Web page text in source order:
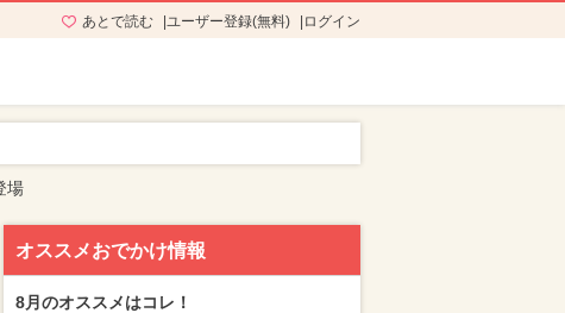
あとで読む ユーザー登録(無料) ログイン
場
オススメおでかけ情報
8月のオススメはコレ！